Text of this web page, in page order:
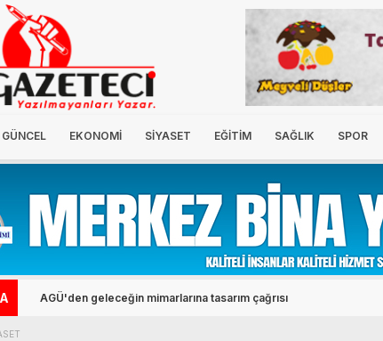
GÜNCEL EKONOMİ SİYASET EĞİTİM SAĞLIK SPOR
Kayserispor Başkanı Ali Çamlı: Yasak kalktı, hayırlı olsun